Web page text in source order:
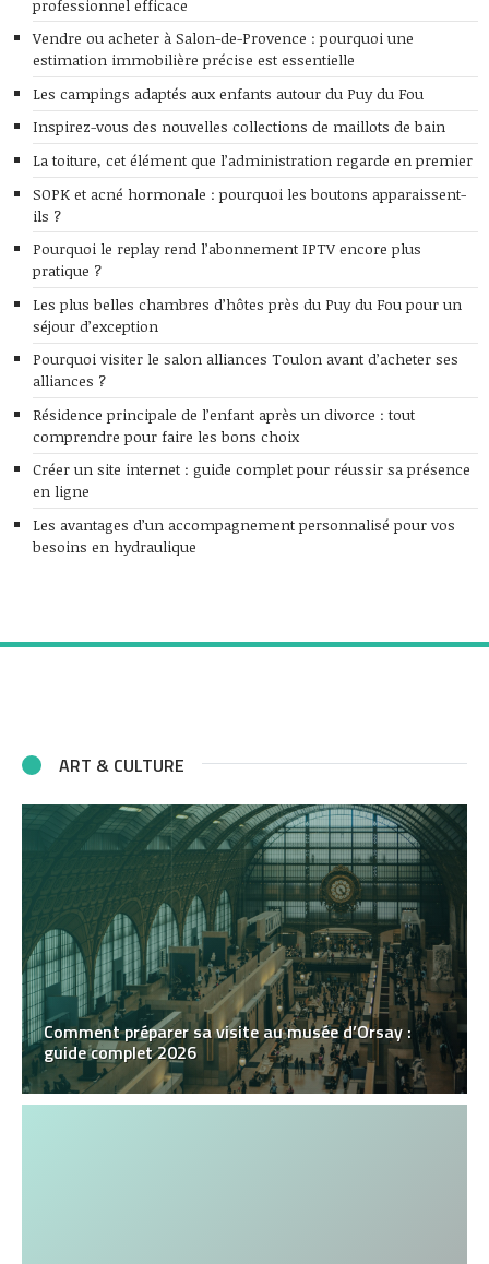
professionnel efficace
Vendre ou acheter à Salon-de-Provence : pourquoi une
estimation immobilière précise est essentielle
Les campings adaptés aux enfants autour du Puy du Fou
Inspirez-vous des nouvelles collections de maillots de bain
La toiture, cet élément que l’administration regarde en premier
SOPK et acné hormonale : pourquoi les boutons apparaissent-
ils ?
Pourquoi le replay rend l’abonnement IPTV encore plus
pratique ?
Les plus belles chambres d’hôtes près du Puy du Fou pour un
séjour d’exception
Pourquoi visiter le salon alliances Toulon avant d’acheter ses
alliances ?
Résidence principale de l’enfant après un divorce : tout
comprendre pour faire les bons choix
Créer un site internet : guide complet pour réussir sa présence
en ligne
Les avantages d’un accompagnement personnalisé pour vos
besoins en hydraulique
ART & CULTURE
Comment préparer sa visite au musée d’Orsay :
guide complet 2026